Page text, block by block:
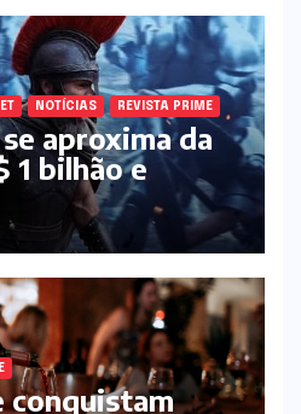
NOTÍCIAS REVISTA PRIME
aproxima da
1 bilhão e
com estreia
Aranha”
conquistam